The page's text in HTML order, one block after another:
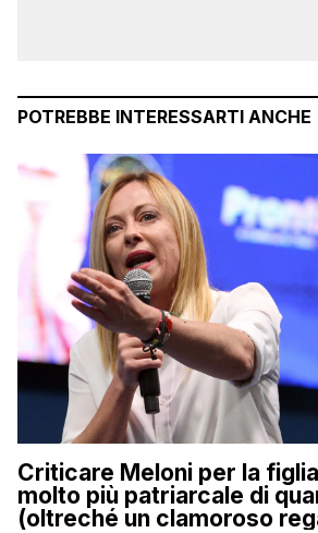
POTREBBE INTERESSARTI ANCHE
Criticare Meloni per la
molto più patriarcale di
(oltreché un clamoroso